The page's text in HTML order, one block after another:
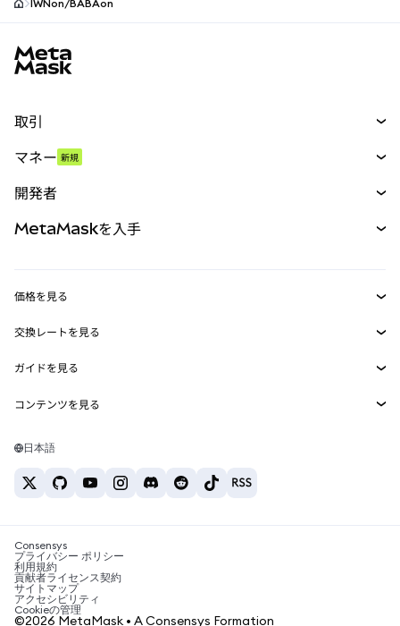
IWNon/BABAon
取引
パーペチュアル
RWA
マネー 新規
開発者
MetaMask Connect
Snaps
Web3サービス
MetaMaskを入手
セキュリティ
サポート
キャリア
お問い合わせ
価格を見る
イーサリアムの価格
Solanaの価格
Tetherの価格
交換レートを見る
ETH→USD
USDT→INR
BTC→INR
ETH→USDT
ガイドを見る
ETHの購入
USDTの購入
SHIBの購入
BNBの購入
コンテンツを見る
Solanaウォレット
税制関連ニュース
暗号資産の購入方法は？
ビットコインを売るには？
日本語
Consensys
プライバシー ポリシー
利用規約
貢献者ライセンス契約
サイトマップ
アクセシビリティ
Cookieの管理
©2026 MetaMask • A Consensys Formation